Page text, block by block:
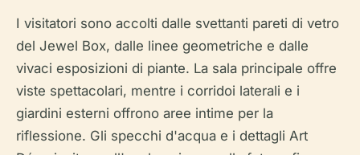
I visitatori sono accolti dalle svettanti pareti di vetro
del Jewel Box, dalle linee geometriche e dalle
vivaci esposizioni di piante. La sala principale offre
viste spettacolari, mentre i corridoi laterali e i
giardini esterni offrono aree intime per la
riflessione. Gli specchi d'acqua e i dettagli Art